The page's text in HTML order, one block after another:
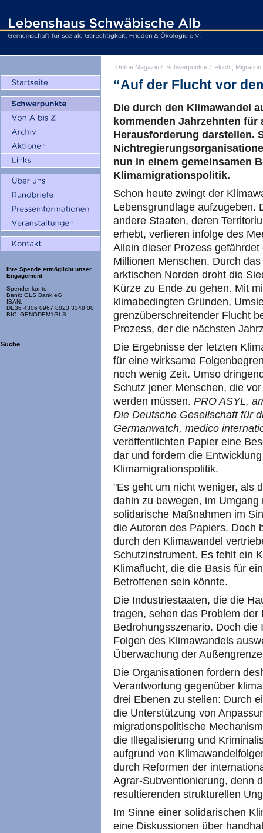
Ihre Spende ermöglicht unser
Engagement
Spendenkonto:
Bank: GLS Bank eG
IBAN:
DE36 4306 0967 8023 3348 00
BIC: GENODEM1GLS
Suche
Online Magazin / Schwerpunkte / Flucht, Migration
“Auf der Flucht vor
Die durch den Klimawandel
kommenden Jahrzehnten für
Herausforderung darstellen.
nun in einem gemeinsamen
Klimamigrationspolitik.
Schon heute zwingt der
Lebensgrundlage aufzugeben.
andere Staaten, deren
erhebt, verlieren infolge des
Allein dieser Prozess
Millionen Menschen. Durch
arktischen Norden droht die
Kürze zu Ende zu gehen. Mit
klimabedingten Gründen,
grenzüberschreitender Flucht
Prozess, der die nächsten
Die Ergebnisse der letzten
für eine wirksame
noch wenig Zeit. Umso
Schutz jener Menschen, die
werden müssen. PRO ASYL,
Die Deutsche Gesellschaft für
Germanwatch, medico
veröffentlichten Papier eine
dar und fordern die
Klimamigrationspolitik.
"Es geht um nicht weniger, als
dahin zu bewegen, im
solidarische Maßnahmen im
die Autoren des Papiers. Doch
durch den Klimawandel
Schutzinstrument. Es fehlt ein
Klimaflucht, die die Basis für
Betroffenen sein könnte.
Die Industriestaaten, die die
tragen, sehen das Problem
Bedrohungsszenario. Doch
Folgen des Klimawandels
Überwachung der
Die Organisationen fordern
Verantwortung gegenüber
drei Ebenen zu stellen: Durch
die Unterstützung von
migrationspolitische
die Illegalisierung und
aufgrund von
durch Reformen der
Agrar-Subventionierung, denn
resultierenden strukturellen
Im Sinne einer solidarischen
eine Diskussionen über